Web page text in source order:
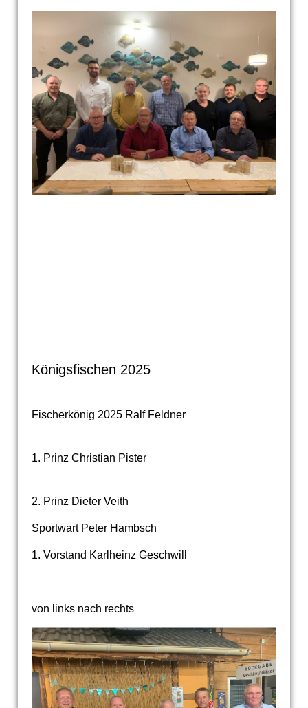
Königsfischen 2025
Fischerkönig 2025 Ralf Feldner
1. Prinz Christian Pister
2. Prinz Dieter Veith
Sportwart Peter Hambsch
1. Vorstand Karlheinz Geschwill
von links nach rechts